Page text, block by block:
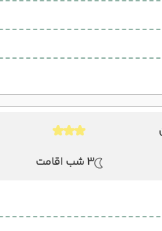
3 شب اقامت